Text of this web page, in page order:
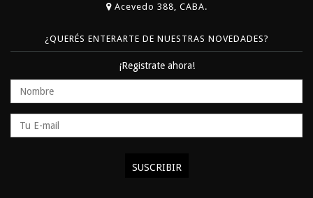
Acevedo 388, CABA.
¿QUERÉS ENTERARTE DE NUESTRAS NOVEDADES?
¡Registrate ahora!